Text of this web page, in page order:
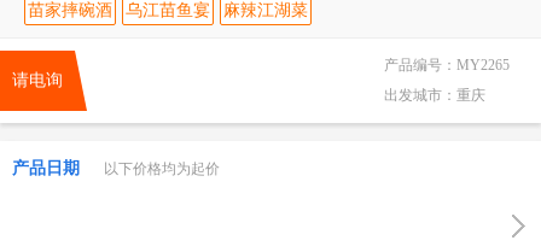
苗家摔碗酒 乌江苗鱼宴 麻辣江湖菜
产品编号： MY2265
出发城市： 重庆
请电询
产品日期 以下价格均为起价